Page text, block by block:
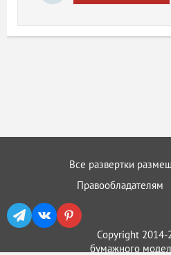
Все развертки
Правообладателям
Copyright
бумажного